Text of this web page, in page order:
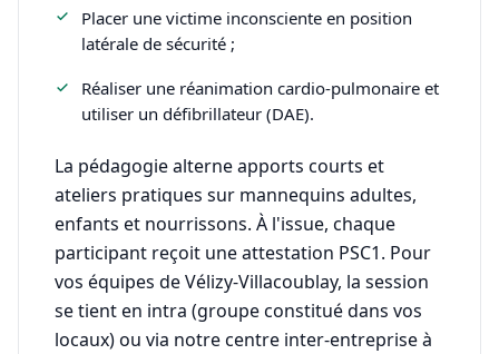
Placer une victime inconsciente en position
latérale de sécurité ;
Réaliser une réanimation cardio-pulmonaire et
utiliser un défibrillateur (DAE).
La pédagogie alterne apports courts et
ateliers pratiques sur mannequins adultes,
enfants et nourrissons. À l'issue, chaque
participant reçoit une attestation PSC1. Pour
vos équipes de Vélizy-Villacoublay, la session
se tient en intra (groupe constitué dans vos
locaux) ou via notre centre inter-entreprise à